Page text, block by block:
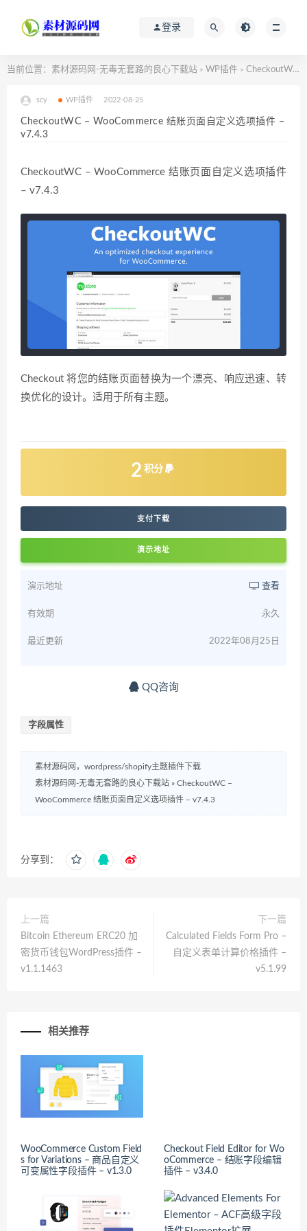
登录
当前位置： 素材源码网-无毒无套路的良心下载站 > WP插件 > CheckoutWC – WooCommerce 结账页面自定义选项插件 – v7.4.3
scy WP插件 2022-08-25
CheckoutWC – WooCommerce 结账页面自定义选项插件 –
v7.4.3
CheckoutWC – WooCommerce 结账页面自定义选项插件
– v7.4.3
Checkout 将您的结账页面替换为一个漂亮、响应迅速、转
换优化的设计。适用于所有主题。
2 积分
支付下载
演示地址
演示地址 查看
有效期 永久
最近更新 2022年08月25日
QQ咨询
字段属性
素材源码网，wordpress/shopify主题插件下载
素材源码网-无毒无套路的良心下载站 » CheckoutWC –
WooCommerce 结账页面自定义选项插件 – v7.4.3
分享到：
上一篇
Bitcoin Ethereum ERC20 加
密货币钱包WordPress插件 –
v1.1.1463
下一篇
Calculated Fields Form Pro –
自定义表单计算价格插件 –
v5.1.99
相关推荐
WooCommerce Custom Field
s for Variations – 商品自定义
可变属性字段插件 – v1.3.0
Checkout Field Editor for Wo
oCommerce – 结账字段编辑
插件 – v3.4.0